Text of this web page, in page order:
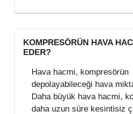
KOMPRESÖRÜN HAVA
EDER?
Hava hacmi, kompresörün
depolayabileceği hava
Daha büyük hava hacmi,
daha uzun süre kesintisiz